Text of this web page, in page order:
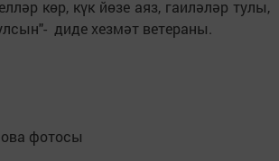
көр, күк йөзе аяз, гаиләләр тулы,
диде хезмәт ветераны.
фотосы